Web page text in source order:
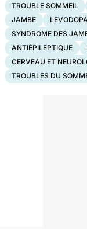
TROUBLE SOMMEIL
JAMBE
LEVODOPA
SYNDROME DES
ANTIÉPILEPTIQUE
CERVEAU ET
TROUBLES DU